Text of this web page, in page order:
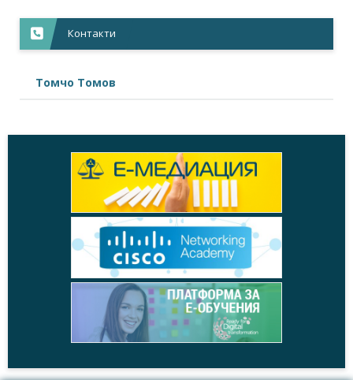
Контакти
Томчо Томов